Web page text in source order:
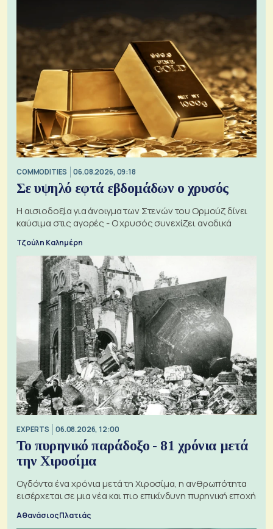
COMMODITIES 06.08.2026, 09:18
Σε υψηλό εφτά εβδομάδων ο χρυσός
Η αισιοδοξία για άνοιγμα των Στενών του Ορμούζ δίνει
καύσιμα στις αγορές - Ο χρυσός συνεχίζει ανοδικά
Τζούλη Καλημέρη
EXPERTS 06.08.2026, 12:00
Το πυρηνικό παράδοξο - 81 χρόνια μετά
την Χιροσίμα
Ογδόντα ένα χρόνια μετά τη Χιροσίμα, η ανθρωπότητα
εισέρχεται σε μια νέα και πιο επικίνδυνη πυρηνική εποχή
Αθανάσιος Πλατιάς